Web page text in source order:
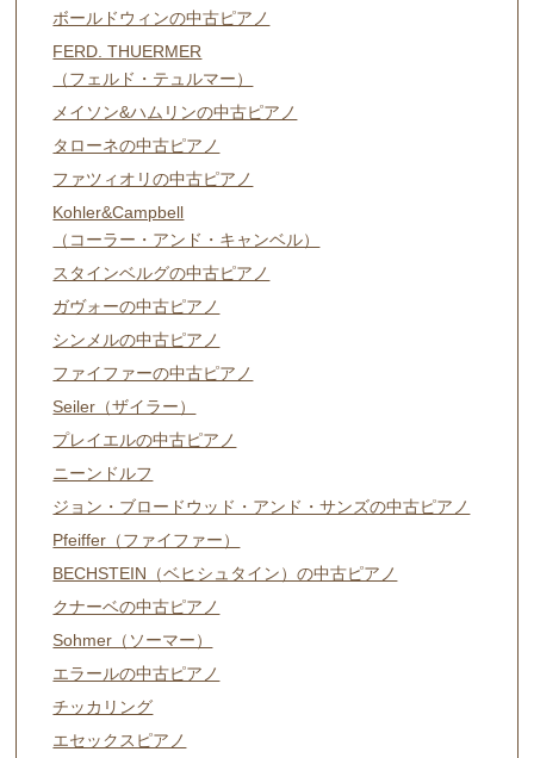
ボールドウィンの中古ピアノ
FERD. THUERMER
（フェルド・テュルマー）
メイソン&ハムリンの中古ピアノ
タローネの中古ピアノ
ファツィオリの中古ピアノ
Kohler&Campbell
（コーラー・アンド・キャンベル）
スタインベルグの中古ピアノ
ガヴォーの中古ピアノ
シンメルの中古ピアノ
ファイファーの中古ピアノ
Seiler（ザイラー）
プレイエルの中古ピアノ
ニーンドルフ
ジョン・ブロードウッド・アンド・サンズの中古ピアノ
Pfeiffer（ファイファー）
BECHSTEIN（ベヒシュタイン）の中古ピアノ
クナーベの中古ピアノ
Sohmer（ソーマー）
エラールの中古ピアノ
チッカリング
エセックスピアノ